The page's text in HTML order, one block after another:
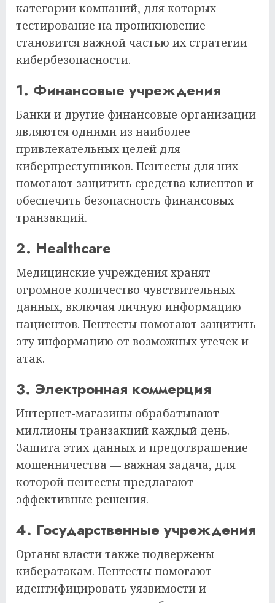
категории компаний, для которых
тестирование на проникновение
становится важной частью их стратегии
кибербезопасности.
1. Финансовые учреждения
Банки и другие финансовые организации
являются одними из наиболее
привлекательных целей для
киберпреступников. Пентесты для них
помогают защитить средства клиентов и
обеспечить безопасность финансовых
транзакций.
2. Healthcare
Медицинские учреждения хранят
огромное количество чувствительных
данных, включая личную информацию
пациентов. Пентесты помогают защитить
эту информацию от возможных утечек и
атак.
3. Электронная коммерция
Интернет-магазины обрабатывают
миллионы транзакций каждый день.
Защита этих данных и предотвращение
мошенничества — важная задача, для
которой пентесты предлагают
эффективные решения.
4. Государственные учреждения
Органы власти также подвержены
кибератакам. Пентесты помогают
идентифицировать уязвимости и